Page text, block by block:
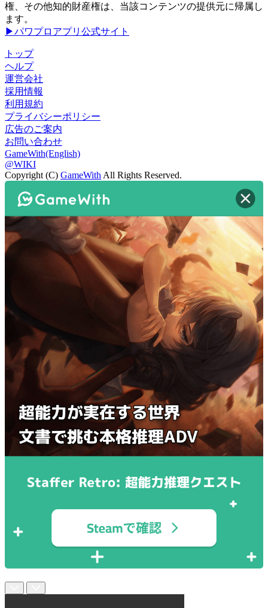
権、その他知的財産権は、当該コンテンツの提供元に帰属し
ます。
▶パワプロアプリ公式サイト
トップ
ヘルプ
運営会社
採用情報
利用規約
プライバシーポリシー
広告のご案内
お問い合わせ
GameWith(English)
@WIKI
Copyright (C) GameWith All Rights Reserved.